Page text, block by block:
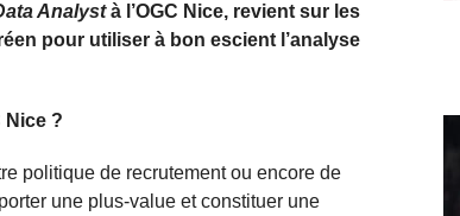
Analystà l’OGC Nice, revient sur les
pour utiliser à bon escient l’analyse
Nice ?
politique de recrutement ou encore de
une plus-value et constituer une